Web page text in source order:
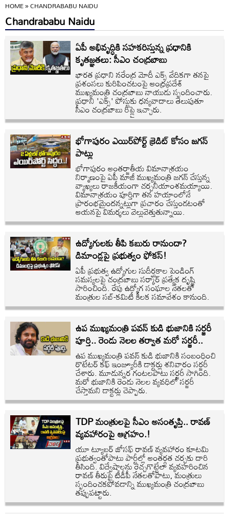
HOME»CHANDRABABU NAIDU
Chandrababu Naidu
ఏపీ అభివృద్ధికి సహకరిస్తున్న ప్రధానికి
కృతజ్ఞతలు: సీఎం చంద్రబాబు
భారత ప్రధాని నరేంద్ర మోదీ ఎక్స్ వేదికగా తనపై
ప్రశంసలు కురిపించటంపై ఆంధ్రప్రదేశ్
ముఖ్యమంత్రి చంద్రబాబు నాయుడు స్పందించారు.
ప్రధాని 'ఎక్స్‌' పోస్టుకు ధన్యవాదాలు తెలుపుతూ
సీఎం చంద్రబాబు రిప్లై ఇచ్చారు.
భోగాపురం ఎయిర్‌పోర్ట్‌ క్రెడిట్‌ కోసం జగన్‌
పాట్లు
భోగాపురం అంతర్జాతీయ విమానాశ్రయం
నిర్మాణంపై ఏపీ మాజీ ముఖ్యమంత్రి జగన్ చేస్తున్న
వ్యాఖ్యలు రాజకీయంగా చర్చనీయాంశమయ్యాయి.
విమానాశ్రయం పూర్తిగా తన హయాంలోనే
ప్రారంభమైందన్నట్లుగా ప్రచారం చేస్తుండటంతో
ఆయనపై విమర్శలు వెల్లువెత్తుతున్నాయి.
ఉద్యోగులకు తీపి కబురు రానుందా?
డిమాండ్లపై ప్రభుత్వం ఫోకస్!
ఏపీ ప్రభుత్వ ఉద్యోగుల సుదీర్ఘకాల పెండింగ్
సమస్యలపై చంద్రబాబు సర్కార్ ప్రత్యేక దృష్టి
సారించింది. రేపు ఉద్యోగ సంఘాల నేతలతో
మంత్రుల సబ్-కమిటీ కీలక సమావేశం కానుంది.
ఉప ముఖ్యమంత్రి పవన్ కుడి భుజానికి సర్జరీ
పూర్తి.. రెండు నెలల తర్వాత మరో సర్జరీ..
ఉప ముఖ్యమంత్రి పవన్ కుడి భుజానికి సంబంధించి
రొటేటర్ కఫ్ ఇంజ్యూరీకి డాక్టర్లు శనివారం సర్జరీ
చేశారు. మూడున్నర గంటలపాటు సర్జరీ సాగింది.
మరో భుజానికి రెండు నెలల వ్యవధిలో సర్జరీ
చేస్తామని డాక్టర్లు చెప్పారు.
TDP మంత్రులపై సీఎం అసంతృప్తి.. రావణ్‌
వ్యవహారంపై ఆగ్రహం.!
యూ ట్యూబర్ జోసఫ్ రావణ్ వ్యవహారం కూటమి
ప్రభుత్వంతోపాటు పార్టీల్లో అంతర్గత చర్చకు దారి
తీసింది. విద్వేషాలను రెచ్చగొట్టేలా వ్యవహరించిన
రావణ్‌ తీరుపై టీడీపీ నేతలతోపాటు, మంత్రులు
స్పందించకపోవడాన్ని ముఖ్యమంత్రి చంద్రబాబు
తప్పుపట్టారు.